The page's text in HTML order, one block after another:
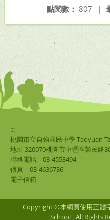
點閱數： 807 |
:::
桃園市立自強國民中學 Taoyuan
地址 320070桃園市中壢區榮民路
聯絡電話
03-4553494
|
傳真
03-4636736
電子信箱
Copyright ©本網頁使用正體
School . All Rights